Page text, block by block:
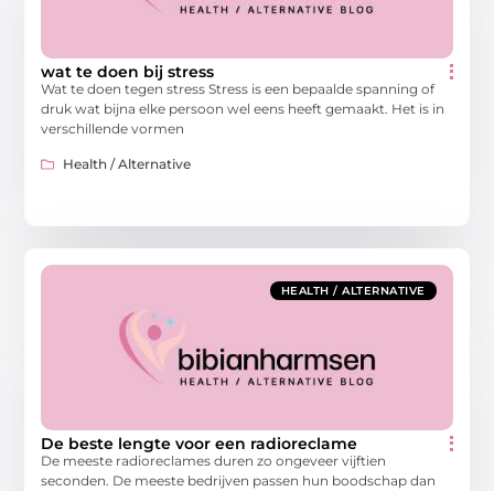
wat te doen bij stress
Wat te doen tegen stress Stress is een bepaalde spanning of
druk wat bijna elke persoon wel eens heeft gemaakt. Het is in
verschillende vormen
Health / Alternative
HEALTH / ALTERNATIVE
De beste lengte voor een radioreclame
De meeste radioreclames duren zo ongeveer vijftien
seconden. De meeste bedrijven passen hun boodschap dan